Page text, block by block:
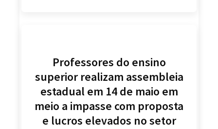
Professores do ensino
superior realizam assembleia
estadual em 14 de maio em
meio a impasse com proposta
e lucros elevados no setor